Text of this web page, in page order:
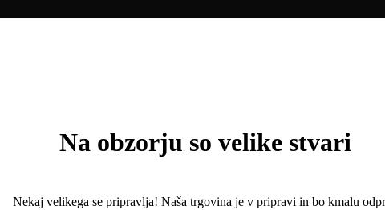
Na obzorju so velike stvari
Nekaj ​​velikega se pripravlja! Naša trgovina je v pripravi in ​​bo kmalu